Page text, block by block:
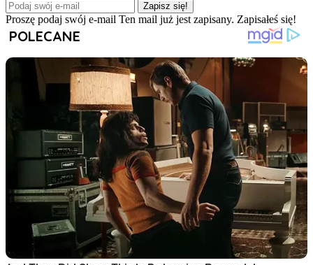
Zapisz się!
Proszę podaj swój e-mail Ten mail już jest zapisany. Zapisałeś się!